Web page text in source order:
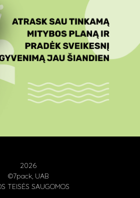
2026
©7pack, UAB
TEISĖS SAUGOMOS